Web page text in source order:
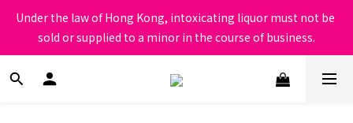
根據香港法律，不得在業務過程中，向未成年人售賣或供應令人醺
醉的酒類
Under the law of Hong Kong, intoxicating liquor must not be
sold or supplied to a minor in the course of business.
根據香港法律，不得在業務過程中，向未成年人售賣或供應令人醺